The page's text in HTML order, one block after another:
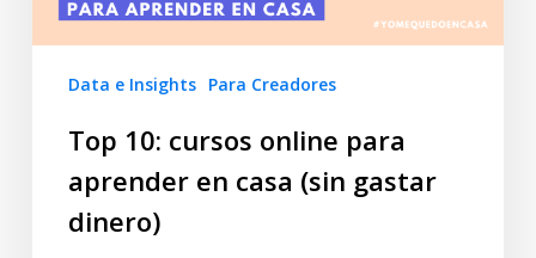
Data e Insights Para Creadores
Top 10: cursos online para
aprender en casa (sin gastar
dinero)